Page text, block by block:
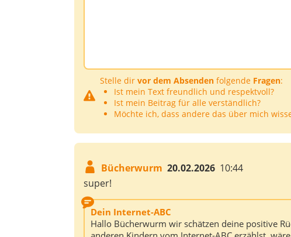
Stelle dir vor dem Absenden folgende Fragen:
Ist mein Text freundlich und respektvoll?
Ist mein Beitrag für alle verständlich?
Möchte ich, dass andere das über mich
Bücherwurm 20.02.2026 10:44
super!
Dein Internet-ABC
Hallo Bücherwurm wir schätzen deine positive